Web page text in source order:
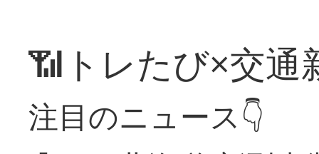
📶トレたび×交通
注目のニュース👇